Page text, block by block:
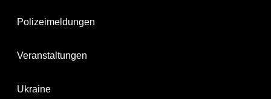
Polizeimeldungen
Veranstaltungen
Ukraine